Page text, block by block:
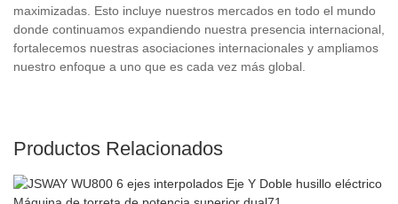
maximizadas. Esto incluye nuestros mercados en todo el mundo
donde continuamos expandiendo nuestra presencia internacional,
fortalecemos nuestras asociaciones internacionales y ampliamos
nuestro enfoque a uno que es cada vez más global.
Productos Relacionados